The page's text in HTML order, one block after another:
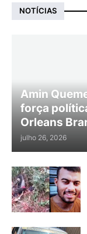
NOTÍCIAS
Amin
força
Orleans
julho 26, 2026